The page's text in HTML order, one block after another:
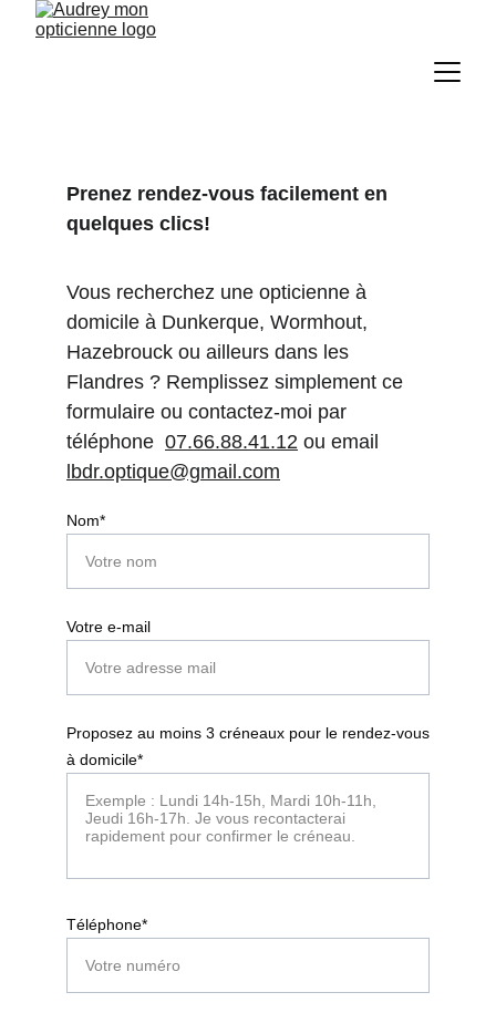
Prenez rendez-vous facilement en
quelques clics!
Vous recherchez une opticienne à
domicile à Dunkerque, Wormhout,
Hazebrouck ou ailleurs dans les
Flandres ? Remplissez simplement ce
formulaire ou contactez-moi par
téléphone 07.66.88.41.12 ou email
lbdr.optique@gmail.com
Nom*
Votre e-mail
Proposez au moins 3 créneaux pour le rendez-vous
à domicile*
Téléphone*